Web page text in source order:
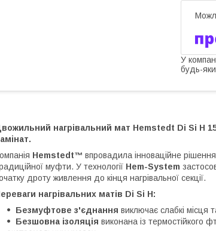
У
будь-
нагрівальний мат Hemstedt Di Si H
Hemstedt™ впровадила інноваційне
муфти. У технології Hem-System
дроту живлення до кінця нагрівальної секції.
нагрівальних матів Di Si H:
Безмуфтове з'єднання виключає слабкі місця
Безшовна ізоляція виконана із термостійкого